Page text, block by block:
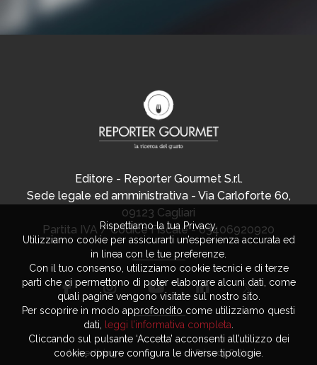
Editore - Reporter Gourmet S.r.l.
Sede legale ed amministrativa - Via Carloforte 60,
09123 Cagliari
Partita IVA / Codice Fiscale - 03406920920
Advertising Privacy Policy
Rispettiamo la tua Privacy.
Utilizziamo cookie per assicurarti un’esperienza accurata ed
in linea con le tue preferenze.
Con il tuo consenso, utilizziamo cookie tecnici e di terze
parti che ci permettono di poter elaborare alcuni dati, come
quali pagine vengono visitate sul nostro sito.
Per scoprire in modo approfondito come utilizziamo questi
dati,
leggi l’informativa completa
Cliccando sul pulsante ‘Accetta’ acconsenti all’utilizzo dei
cookie, oppure configura le diverse tipologie.